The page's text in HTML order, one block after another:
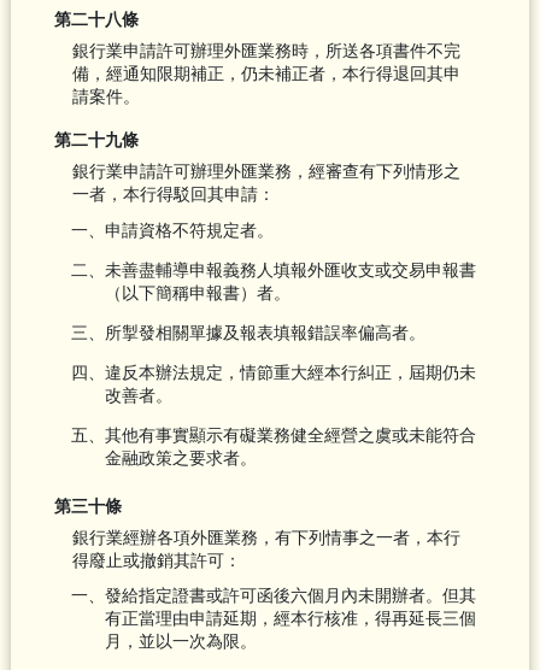
第二十八條
銀行業申請許可辦理外匯業務時，所送各項書件不完
備，經通知限期補正，仍未補正者，本行得退回其申
請案件。
第二十九條
銀行業申請許可辦理外匯業務，經審查有下列情形之
一者，本行得駁回其申請：
一、申請資格不符規定者。
二、未善盡輔導申報義務人填報外匯收支或交易申報書
（以下簡稱申報書）者。
三、所掣發相關單據及報表填報錯誤率偏高者。
四、違反本辦法規定，情節重大經本行糾正，屆期仍未
改善者。
五、其他有事實顯示有礙業務健全經營之虞或未能符合
金融政策之要求者。
第三十條
銀行業經辦各項外匯業務，有下列情事之一者，本行
得廢止或撤銷其許可：
一、發給指定證書或許可函後六個月內未開辦者。但其
有正當理由申請延期，經本行核准，得再延長三個
月，並以一次為限。